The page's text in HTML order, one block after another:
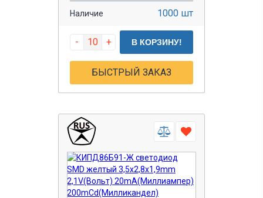
Наличие 1000 шт
- + В КОРЗИНУ!
БЫСТРЫЙ ЗАКАЗ